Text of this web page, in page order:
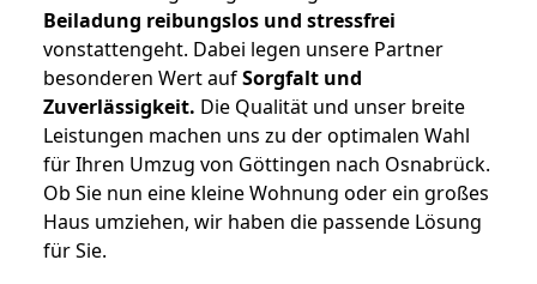
Beiladung reibungslos und stressfrei
vonstattengeht. Dabei legen unsere Partner
besonderen Wert aufSorgfalt und
Zuverlässigkeit. Die Qualität und unser breite
Leistungen machen uns zu der optimalen Wahl
für Ihren Umzug von Göttingen nach Osnabrück.
Ob Sie nun eine kleine Wohnung oder ein großes
Haus umziehen, wir haben die passende Lösung
für Sie.